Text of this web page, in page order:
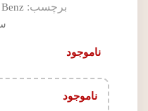
برچسب:
ناموجود
ناموجود